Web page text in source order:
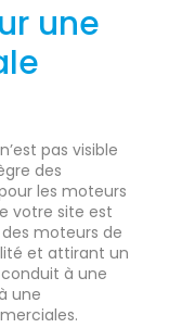
une
pas visible
des
les moteurs
votre site est
moteurs de
et attirant un
à une
une